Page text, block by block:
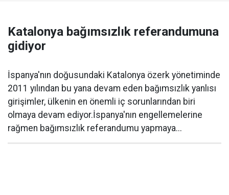
Katalonya bağımsızlık referandumuna
gidiyor
İspanya'nın doğusundaki Katalonya özerk yönetiminde
2011 yılından bu yana devam eden bağımsızlık yanlısı
girişimler, ülkenin en önemli iç sorunlarından biri
olmaya devam ediyor.İspanya'nın engellemelerine
rağmen bağımsızlık referandumu yapmaya...